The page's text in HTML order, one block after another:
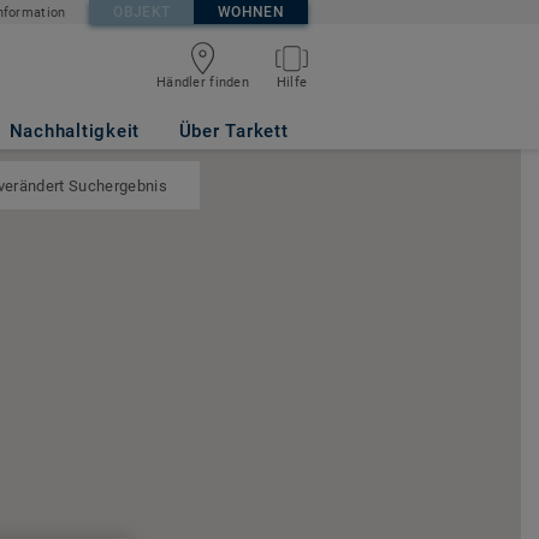
OBJEKT WOHNEN
Händler finden Hilfe
Nachhaltigkeit Über Tarkett
Suchergebnis